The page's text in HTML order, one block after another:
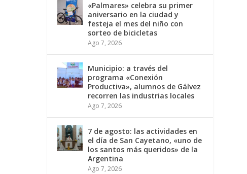
«Palmares» celebra su primer
aniversario en la ciudad y
festeja el mes del niño con
sorteo de bicicletas
Ago 7, 2026
Municipio: a través del
programa «Conexión
Productiva», alumnos de Gálvez
recorren las industrias locales
Ago 7, 2026
7 de agosto: las actividades en
el día de San Cayetano, «uno de
los santos más queridos» de la
Argentina
Ago 7, 2026